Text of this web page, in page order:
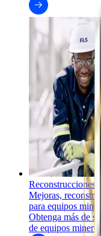
Reconstrucciones
Mejoras,
para equipos
Obtenga más de
de equipos